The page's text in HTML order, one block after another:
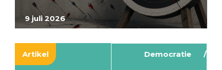
9 juli 2026
Artikel Democratie